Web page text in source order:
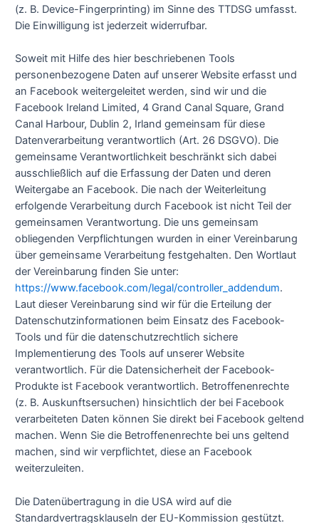
(z. B. Device-Fingerprinting) im Sinne des TTDSG umfasst.
Die Einwilligung ist jederzeit widerrufbar.
Soweit mit Hilfe des hier beschriebenen Tools
personenbezogene Daten auf unserer Website erfasst und
an Facebook weitergeleitet werden, sind wir und die
Facebook Ireland Limited, 4 Grand Canal Square, Grand
Canal Harbour, Dublin 2, Irland gemeinsam für diese
Datenverarbeitung verantwortlich (Art. 26 DSGVO). Die
gemeinsame Verantwortlichkeit beschränkt sich dabei
ausschließlich auf die Erfassung der Daten und deren
Weitergabe an Facebook. Die nach der Weiterleitung
erfolgende Verarbeitung durch Facebook ist nicht Teil der
gemeinsamen Verantwortung. Die uns gemeinsam
obliegenden Verpflichtungen wurden in einer Vereinbarung
über gemeinsame Verarbeitung festgehalten. Den Wortlaut
der Vereinbarung finden Sie unter:
https://www.facebook.com/legal/controller_addendum.
Laut dieser Vereinbarung sind wir für die Erteilung der
Datenschutzinformationen beim Einsatz des Facebook-
Tools und für die datenschutzrechtlich sichere
Implementierung des Tools auf unserer Website
verantwortlich. Für die Datensicherheit der Facebook-
Produkte ist Facebook verantwortlich. Betroffenenrechte
(z. B. Auskunftsersuchen) hinsichtlich der bei Facebook
verarbeiteten Daten können Sie direkt bei Facebook geltend
machen. Wenn Sie die Betroffenenrechte bei uns geltend
machen, sind wir verpflichtet, diese an Facebook
weiterzuleiten.
Die Datenübertragung in die USA wird auf die
Standardvertragsklauseln der EU-Kommission gestützt.